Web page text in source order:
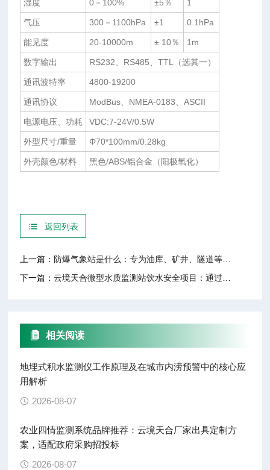
湿度 0－100% ±5％ 1
气压 300－1100hPa ±1 0.1hPa
能见度 20-10000m ± 10％ 1m
数字输出 RS232、RS485、TTL（选其一）
通讯波特率 4800-19200
通讯协议 ModBus、NMEA-0183、ASCII
电源电压、功耗 VDC:7-24V/0.5W
外型尺寸/重量 Φ70*100mm/0.28kg
外壳颜色/材料 黑色/ABS/铝合金（阳极氧化）
返回列表
上一篇： ​防爆气象站是什么：专为油库、矿井、隧道等易燃易爆环境设计的气象设备
下一篇：云境天合微型水质监测站饮水安全项目：通过监测水源水质变化，确保供水健康
相关阅读
地埋式积水监测仪工作原理及在城市内涝预警中的核心应
用解析
2026-08-07
农业四情监测系统品牌推荐：云境天合厂家出具定制方
案，适配政府采购招投标
2026-08-07